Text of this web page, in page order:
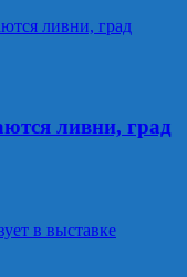
ливни, град